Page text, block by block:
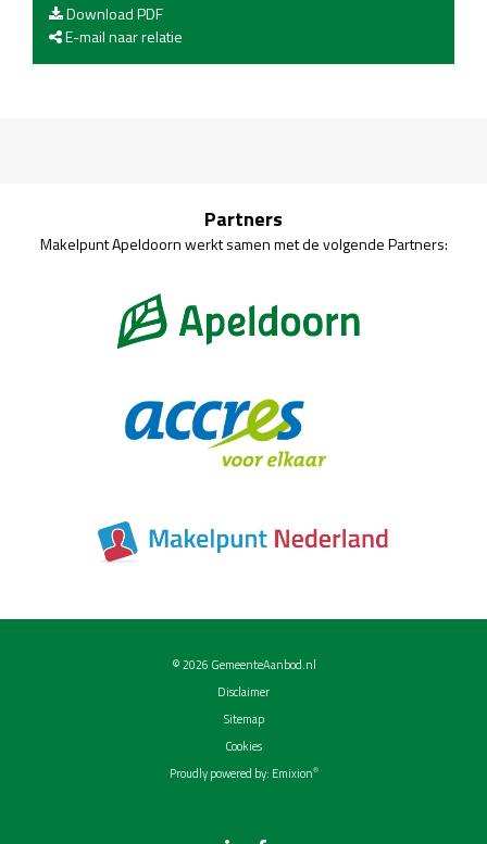
Download PDF
E-mail naar relatie
Partners
Makelpunt Apeldoorn werkt samen met de volgende Partners:
© 2026 GemeenteAanbod.nl
Disclaimer
Sitemap
Cookies
Proudly powered by: Emixion®